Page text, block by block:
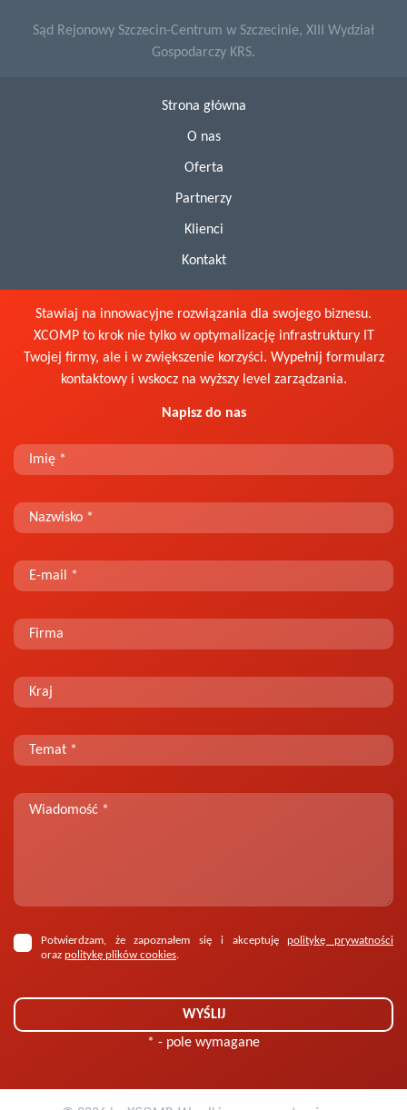
Sąd Rejonowy Szczecin-Centrum w Szczecinie, XIII Wydział
Gospodarczy KRS.
Strona główna
O nas
Oferta
Partnerzy
Klienci
Kontakt
Stawiaj na innowacyjne rozwiązania dla swojego biznesu.
XCOMP to krok nie tylko w optymalizację infrastruktury IT
Twojej firmy, ale i w zwiększenie korzyści. Wypełnij formularz
kontaktowy i wskocz na wyższy level zarządzania.
Napisz do nas
Potwierdzam, że zapoznałem się i akceptujępolitykę prywatności
oraz politykę plików cookies.
* - pole wymagane